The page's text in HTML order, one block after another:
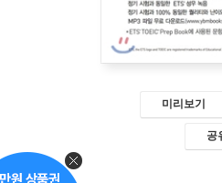
미리보기
공